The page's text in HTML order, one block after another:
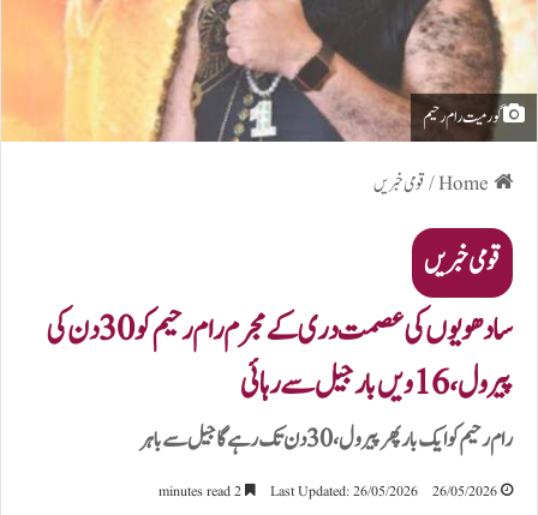
گورمیت رام رحیم
/قومی خبریں
قومی خبریں
سادھویوں کی عصمت دری کے مجرم رام رحیم کو 30 دن کی
پیرول، 16ویں بار جیل سے رہائی
رام رحیم کو ایک بار پھر پیرول، 30 دن تک رہے گا جیل سے باہر
26/05/2026
Last Updated: 26/05/2026